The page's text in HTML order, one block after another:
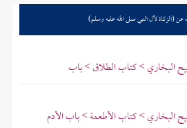
(الزكاة لآل النبي صلى الله عليه وسلم)
البخاري > كتاب الطلاق > باب
> كتاب الأطعمة > باب الأدم